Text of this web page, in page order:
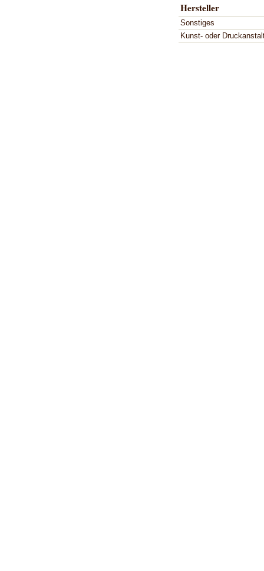
Hersteller
Sonstiges
Kunst- oder